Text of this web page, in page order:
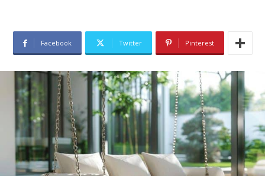
Facebook Twitter Pinterest